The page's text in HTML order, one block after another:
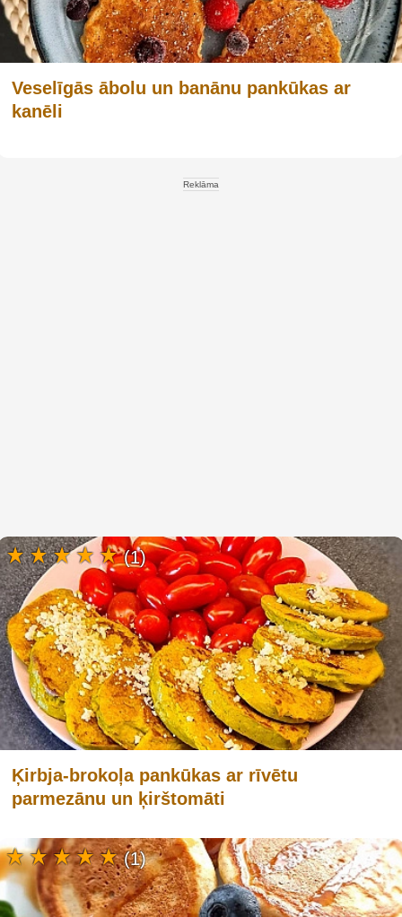
Veselīgās ābolu un banānu pankūkas ar
kanēli
Reklāma
Ķirbja-brokoļa pankūkas ar rīvētu
parmezānu un ķirštomāti
(1)
(1)